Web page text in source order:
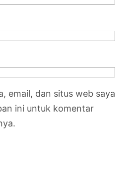
email, dan situs web saya
ini untuk komentar